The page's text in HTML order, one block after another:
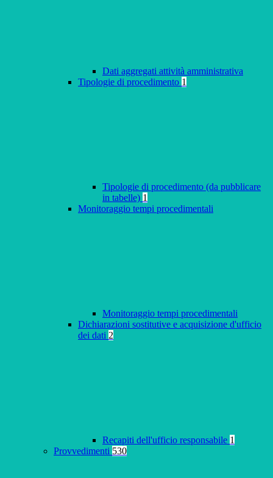
Dati aggregati attività amministrativa
Tipologie di procedimento 1
Tipologie di procedimento (da pubblicare
in tabelle) 1
Monitoraggio tempi procedimentali
Monitoraggio tempi procedimentali
Dichiarazioni sostitutive e acquisizione d'ufficio
dei dati 2
Recapiti dell'ufficio responsabile 1
Provvedimenti 530